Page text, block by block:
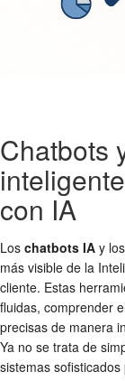
Chatbots
con IA
Los chatbots IA y
más visible de la
cliente. Estas
fluidas, comprender
precisas de manera
Ya no se trata de
sistemas